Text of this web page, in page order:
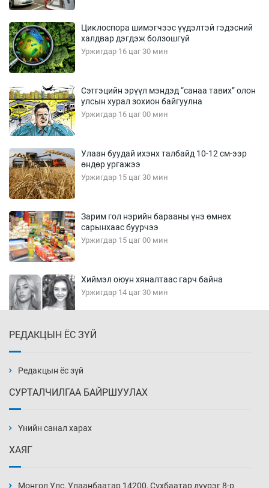
Циклоспора шимэгчээс үүдэлтэй гэдэсний
халдвар дэгдэж болзошгүй
Уржигдар 16 цаг 30 мин
Сэтгэцийн эрүүл мэндэд “санаа тавих” олон
улсын хурал зохион байгуулна
Уржигдар 16 цаг 00 мин
Улаан буудай ихэнх талбайд 10-12 см-ээр
өндөр ургажээ
Уржигдар 15 цаг 30 мин
Зарим гол нэрийн барааны үнэ өмнөх
сарынхаас буурчээ
Уржигдар 15 цаг 00 мин
Хиймэл оюун хяналтаас гарч байна
Уржигдар 14 цаг 30 мин
Уржигдар 14 цаг 00 мин
нэмэгджээ
РЕДАКЦЫН ЁС ЗҮЙ
Редакцын ёс зүй
СУРТАЛЧИЛГАА БАЙРШУУЛАХ
Үнийн санал харах
ХАЯГ
Монгол Улс, Улаанбаатар 14200, Сүхбаатар дүүрэг 8-р